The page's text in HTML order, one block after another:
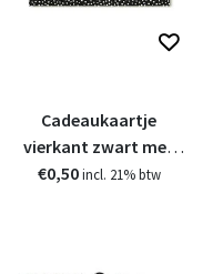
Cadeaukaartje
vierkant zwart met
hartje
€0,50 incl. 21% btw